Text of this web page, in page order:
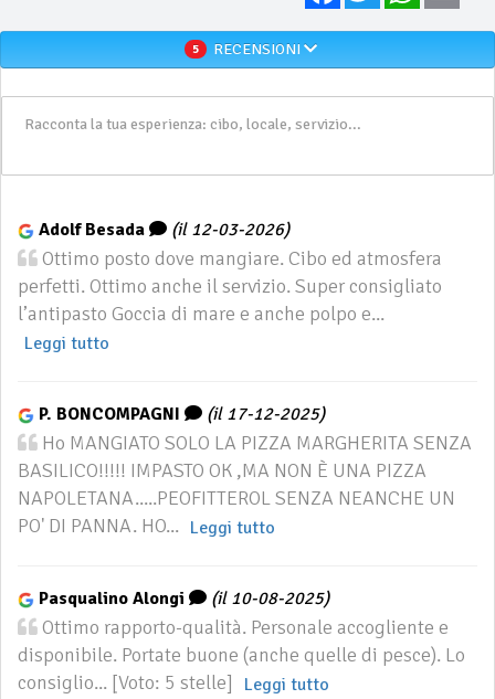
5 RECENSIONI
Adolf Besada (il 12-03-2026)
Ottimo posto dove mangiare. Cibo ed atmosfera
perfetti. Ottimo anche il servizio. Super consigliato
l’antipasto Goccia di mare e anche polpo e...
Leggi tutto
P. BONCOMPAGNI (il 17-12-2025)
Ho MANGIATO SOLO LA PIZZA MARGHERITA SENZA
BASILICO!!!!! IMPASTO OK ,MA NON È UNA PIZZA
NAPOLETANA.....PEOFITTEROL SENZA NEANCHE UN
PO' DI PANNA. HO... Leggi tutto
Pasqualino Alongi (il 10-08-2025)
Ottimo rapporto-qualità. Personale accogliente e
disponibile. Portate buone (anche quelle di pesce). Lo
consiglio... [Voto: 5 stelle]
Leggi tutto